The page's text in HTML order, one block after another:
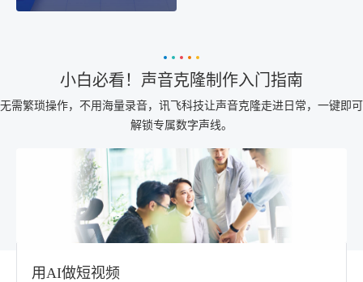
小白必看！声音克隆制作入门指南
无需繁琐操作，不用海量录音，讯飞科技让声音克隆走进日常，一键即可
解锁专属数字声线。
用AI做短视频